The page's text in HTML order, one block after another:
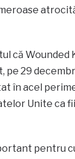
că Wounded
pe 29
în acel
Unite ca
pentru